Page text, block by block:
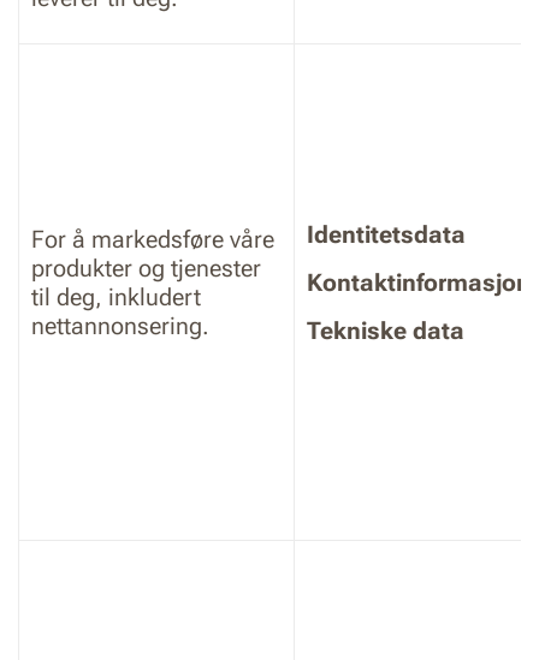
For å markedsføre våre
produkter og tjenester
til deg, inkludert
nettannonsering.
Identitetsdata
Kontaktinformasjon
Tekniske data